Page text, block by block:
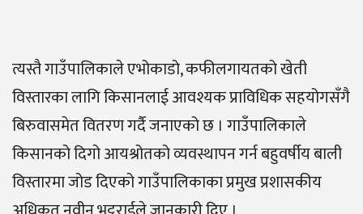
त्यस्तै गाउँपालिकाले एभोकाडो, कफीलगायतको खेती
विस्तारका लागि किसानलाई आवश्यक प्राविधिक सहयोगसँगै
बिरुवासमेत वितरण गर्दै जनाएको छ । गाउँपालिकाले
किसानको दिगो आयश्रोतको व्यवस्थापन गर्न बहुवर्षीय बाली
विस्तारमा जोड दिएको गाउँपालिकाका प्रमुख प्रशासकीय